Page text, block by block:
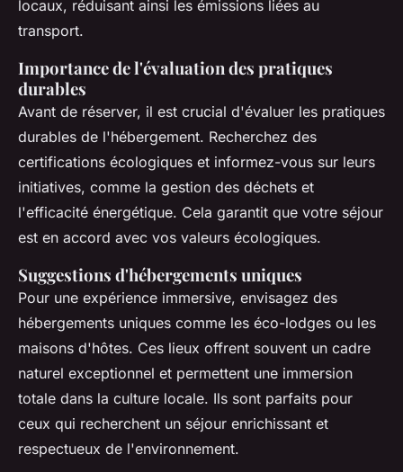
locaux, réduisant ainsi les émissions liées au
transport.
Importance de l'évaluation des pratiques
durables
Avant de réserver, il est crucial d'évaluer les pratiques
durables de l'hébergement. Recherchez des
certifications écologiques et informez-vous sur leurs
initiatives, comme la gestion des déchets et
l'efficacité énergétique. Cela garantit que votre séjour
est en accord avec vos valeurs écologiques.
Suggestions d'hébergements uniques
Pour une expérience immersive, envisagez des
hébergements uniques comme les éco-lodges ou les
maisons d'hôtes. Ces lieux offrent souvent un cadre
naturel exceptionnel et permettent une immersion
totale dans la culture locale. Ils sont parfaits pour
ceux qui recherchent un séjour enrichissant et
respectueux de l'environnement.